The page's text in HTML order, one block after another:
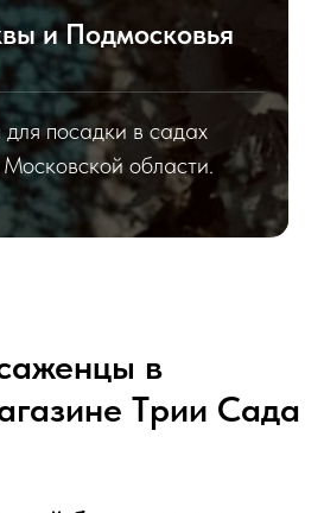
и Подмосковья
посадки в садах
области.
в
Tрии Сада